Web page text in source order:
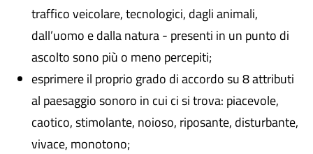
traffico veicolare, tecnologici, dagli animali,
dall’uomo e dalla natura - presenti in un punto di
ascolto sono più o meno percepiti;
esprimere il proprio grado di accordo su 8 attributi
al paesaggio sonoro in cui ci si trova: piacevole,
caotico, stimolante, noioso, riposante, disturbante,
vivace, monotono;